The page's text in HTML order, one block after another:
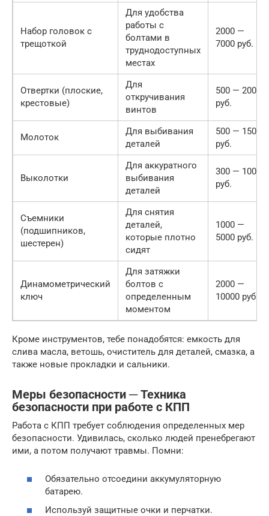
Набор головок с
трещоткой
Для удобства
работы с
болтами в
труднодоступных
местах
2000 —
7000 руб.
Отвертки (плоские,
крестовые)
Для
откручивания
винтов
500 — 2000
руб.
Молоток
Для выбивания
деталей
500 — 1500
руб.
Выколотки
Для аккуратного
выбивания
деталей
300 — 1000
руб.
Съемники
(подшипников,
шестерен)
Для снятия
деталей,
которые плотно
сидят
1000 —
5000 руб.
Динамометрический
ключ
Для затяжки
болтов с
определенным
моментом
2000 —
10000 руб.
Кроме инструментов, тебе понадобятся: емкость для
слива масла, ветошь, очиститель для деталей, смазка, а
также новые прокладки и сальники.
Меры безопасности ─ Техника
безопасности при работе с КПП
Работа с КПП требует соблюдения определенных мер
безопасности. Удивилась, сколько людей пренебрегают
ими, а потом получают травмы. Помни:
Обязательно отсоедини аккумуляторную
батарею.
Используй защитные очки и перчатки.